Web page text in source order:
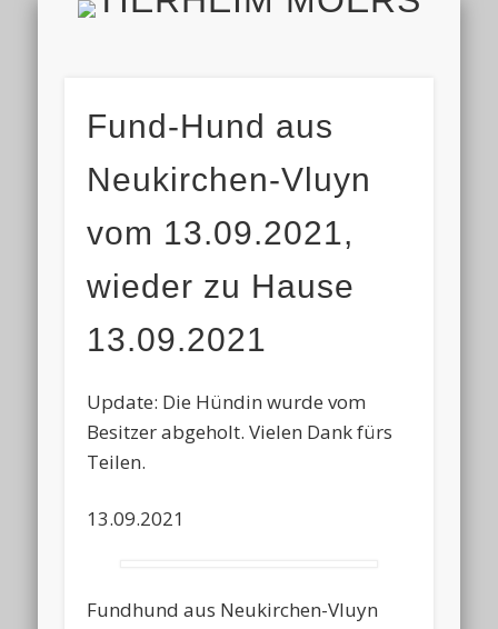
HOME
AKTUELL
ALLE TIERE
HELFEN
TIERHEIM & VEREIN
VIELEN DANK!
IMPRESSUM & DATENSCHUTZ
FINDEFIX
Fund-Hund aus
Neukirchen-Vluyn
vom 13.09.2021,
wieder zu Hause
13.09.2021
Update: Die Hündin wurde vom
Besitzer abgeholt. Vielen Dank fürs
Teilen.
13.09.2021
Fundhund aus Neukirchen-Vluyn